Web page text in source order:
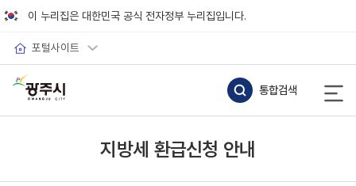
이 누리집은 대한민국 공식 전자정부 누리집입니다.
포털사이트
통합검색
지방세 환급신청 안내